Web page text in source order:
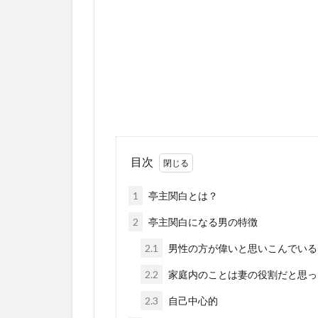
目次
1 亭主関白とは？
2 亭主関白になる男の特徴
2.1 男性の方が偉いと思いこんでいる
2.2 家庭内のことは妻の役割だと思
2.3 自己中心的